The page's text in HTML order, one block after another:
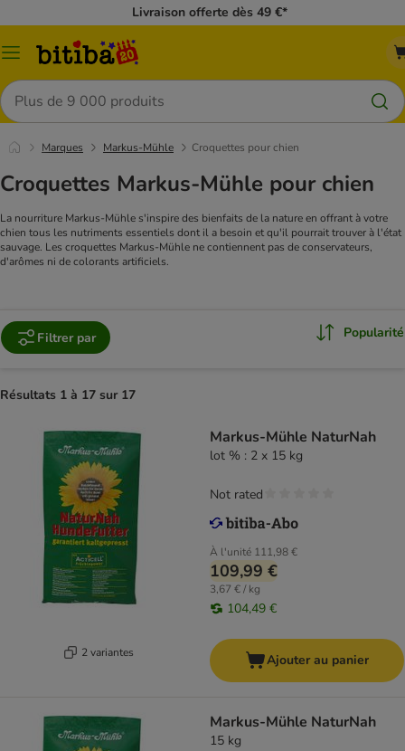
Livraison offerte dès 49 €*
Menu
Rechercher
Marques Markus-Mühle Croquettes pour chien
Croquettes Markus-Mühle pour chien
La nourriture Markus-Mühle s'inspire des bienfaits de la nature en offrant à votre
chien tous les nutriments essentiels dont il a besoin et qu'il pourrait trouver à l'état
sauvage. Les croquettes Markus-Mühle ne contiennent pas de conservateurs,
d'arômes ni de colorants artificiels.
Filtrer par Popularité
Résultats 1 à 17 sur 17
2 variantes
Markus-Mühle NaturNah
lot % : 2 x 15 kg
À l'unité 111,98 €
109,99 €
3,67 € / kg
104,49 €
Not rated
Ajouter au panier
Markus-Mühle NaturNah
15 kg